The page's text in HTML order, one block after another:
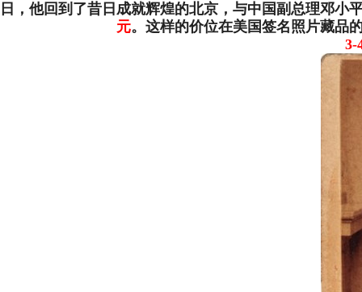
日，他回到了昔日成就辉煌的北京，与中国副总理邓小
元。这样的价位在美国签名照片藏品
3-